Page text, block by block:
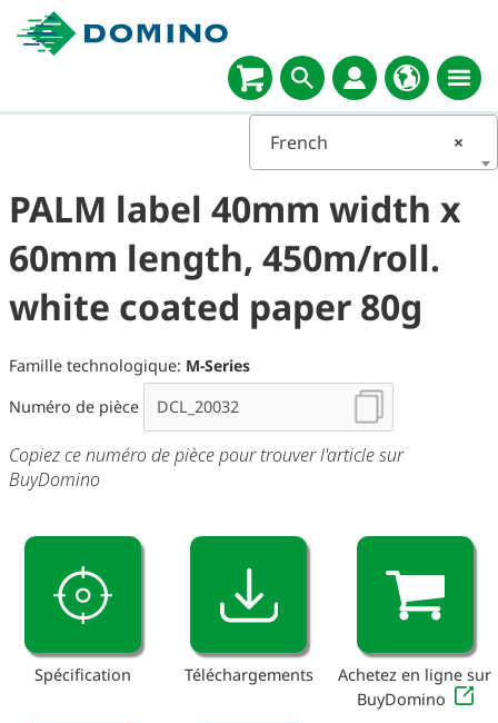
Select
language
×
French
PALM label 40mm width x
60mm length, 450m/roll.
white coated paper 80g
Famille technologique: M-Series
Numéro de pièce
Copiez ce numéro de pièce pour trouver l'article sur
BuyDomino
Spécification Téléchargements
Achetez en ligne sur
BuyDomino